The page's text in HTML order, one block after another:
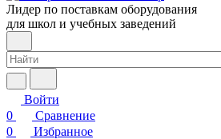
Лидер по поставкам оборудования
для школ и учебных заведений
Войти
0
Сравнение
0
Избранное